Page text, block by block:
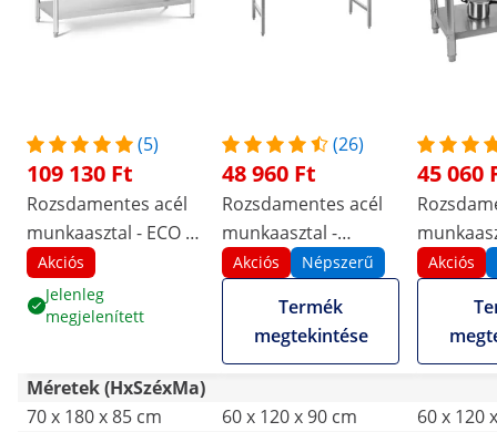
(5)
109 130 Ft
Rozsdamentes acél
munkaasztal - ECO -
70 x 180 cm - 500 kg -
közbenső polc -
Royal Catering
Akciós
Jelenleg
megjelenített
(26)
48 960 Ft
Rozsdamentes acél
munkaasztal -
PREMIUM - 120 x 60
cm - 210 kg -
összecsukható -
Royal Catering
Akciós Népszerű
Termék
megtekintése
45 060
120 x 60
hátsó
Royal
Akciós
Méretek (HxSzéxMa)
70 x 180 x 85 cm
60 x 120 x 90 cm
60 x 120